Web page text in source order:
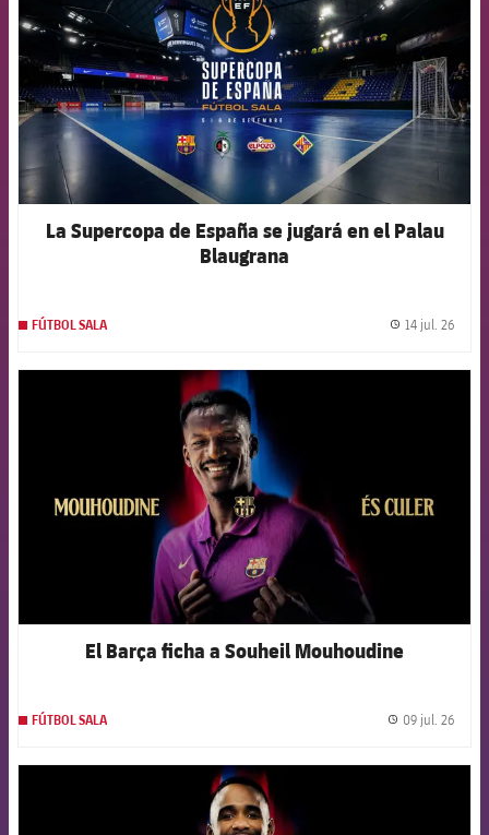
La Supercopa de España se jugará en el Palau
Blaugrana
FÚTBOL SALA 14 jul. 26
FCB Barcelona badge
El Barça ficha a Souheil Mouhoudine
FÚTBOL SALA 09 jul. 26
FCB Barcelona badge